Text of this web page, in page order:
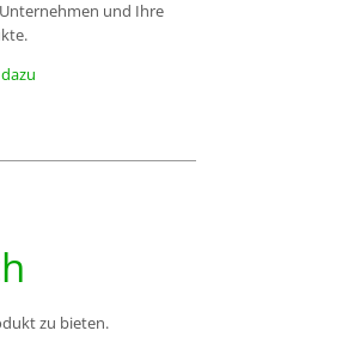
und Ihre
zu bieten.